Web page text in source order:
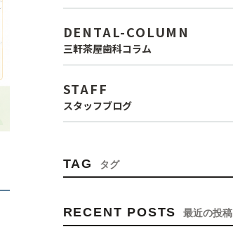
DENTAL-COLUMN
三軒茶屋歯科コラム
STAFF
スタッフブログ
TAG タグ
RECENT POSTS 最近の投稿